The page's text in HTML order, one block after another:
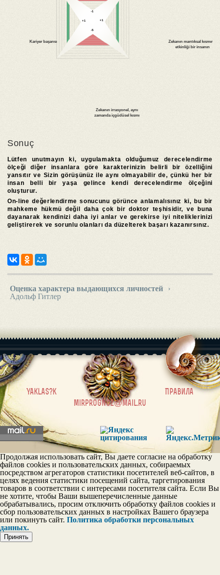
Sonuç
Lütfen unutmayın ki, uygulamakta olduğumuz derecelendirme
ölçeği diğer insanlara göre karakterinizin belirli bir özelliğini
yansıtır ve Sizin görüşünüz ile aynı olmayabilir de, çünkü her bir
insan belli bir yaşa gelince kendi derecelendirme ölçeğini
oluşturur.
On-line değerlendirme sonucunu görünce anlamalısınız ki, bu bir
mahkeme hükmü değil daha çok bir doktor teşhisidir, ve buna
dayanarak kendinizi daha iyi anlar ve gerekirse iyi niteliklerinizi
geliştirerek ve sorunlu olanları da düzelterek başarı kazanırsınız.
Оценка характера выдающихся личностей
›
Адольф Гитлер
Yaklas?k |
Правила
mirprognoz@mail.ru
Продолжая использовать сайт, Вы даете согласие на обработку
файлов cookies и пользовательских данных, собираемых
посредством агрегаторов статистики посетителей веб-сайтов, в
целях ведения статистики посещений сайта, таргетирования
товаров в соответствии с интересами посетителя сайта. Если Вы
не хотите, чтобы Ваши вышеперечисленные данные
обрабатывались, просим отключить обработку файлов cookies и
сбор пользовательских данных в настройках Вашего браузера
или покинуть сайт. Политика обработки персональных
данных.
Принять